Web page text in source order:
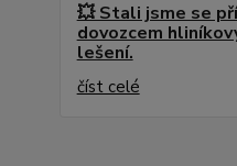
💥 Stali jsme se
dovozcem
lešení.
číst celé